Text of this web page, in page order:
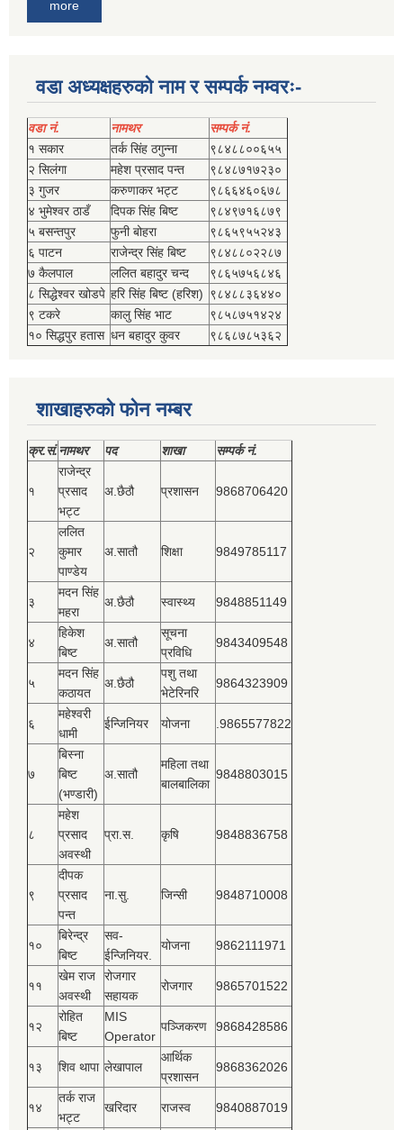
more
वडा अध्यक्षहरुको नाम र सम्पर्क नम्वरः-
वडा नं. नामथर
सम्पर्क नं.
१ सकार
तर्क सिंह ठगुन्‍ना
९८४८८००६५५
२ सिलंगा
महेश प्रसाद पन्त
९८४८७१७२३०
३ गुजर
करुणाकर भट्ट
९८६६४६०६७८
४ भुमेश्‍वर ठाडँ
दिपक सिंह बिष्‍ट
९८४९७१६८७९
५ बसन्तपुर
फुनी बोहरा
९८६५९५५२४३
६ पाटन
राजेन्द्र सिंह बिष्‍ट
९८४८८०२२८७
७ कैलपाल
ललित बहादुर चन्द
९८६५७५६८४६
८ सिद्धेश्‍वर खोडपे हरि सिंह बिष्‍ट (हरिश) ९८४८८३६४४०
९ टकरे
कालु सिंह भाट
९८५८७५१४२४
१० सिद्धपुर हतास धन बहादुर कुवर ९८६८७८५३६२
शाखाहरुको फोन नम्बर
क्र.सं.नामथर पद शाखा सम्‍पर्क नं.
१
राजेन्द्र
प्रसाद
भट्ट
अ.छैठौ प्रशासन 9868706420
२
ललित
कुमार
पाण्डेय
अ.सातौ शिक्षा 9849785117
३
मदन सिंह
महरा
अ.छैठौ स्वास्थ्य 9848851149
४
हिकेश
बिष्‍ट
अ.सातौ
सूचना
प्रविधि
9843409548
५
मदन सिंह
कठायत
अ.छैठौ
पशु तथा
भेटेरिनरि
9864323909
६
महेश्‍वरी
धामी
ईन्जिनियर योजना .9865577822
७
बिस्‍ना
बिष्‍ट
(भण्डारी)
अ.सातौ
महिला तथा
बालबालिका
9848803015
८
महेश
प्रसाद
अवस्थी
प्रा.स. कृषि 9848836758
९
दीपक
प्रसाद
पन्त
ना.सु. जिन्सी 9848710008
१०
बिरेन्द्र
बिष्‍ट
सव-
ईन्जिनियर.
योजना 9862111971
११
खेम राज
अवस्थी
रोजगार
सहायक
रोजगार 9865701522
१२
रोहित
बिष्‍ट
MIS
Operator
पञ्‍जिकरण 9868428586
१३ शिव थापा लेखापाल
आर्थिक
प्रशासन
9868362026
१४
तर्क राज
भट्ट
खरिदार राजस्‍व 9840887019